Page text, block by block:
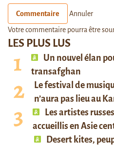
LES PLUS LUS
Un nouvel élan
transafghan
Le festival de
n’aura pas lieu au
Les artistes
accueillis en Asie
Desert kites,
Commentaire Annuler
Votre commentaire pourra être